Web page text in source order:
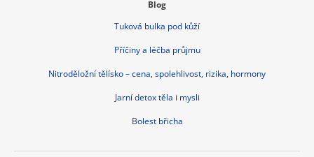
Blog
Tuková bulka pod kůží
Příčiny a léčba průjmu
Nitroděložní tělísko – cena, spolehlivost, rizika, hormony
Jarní detox těla i mysli
Bolest břicha